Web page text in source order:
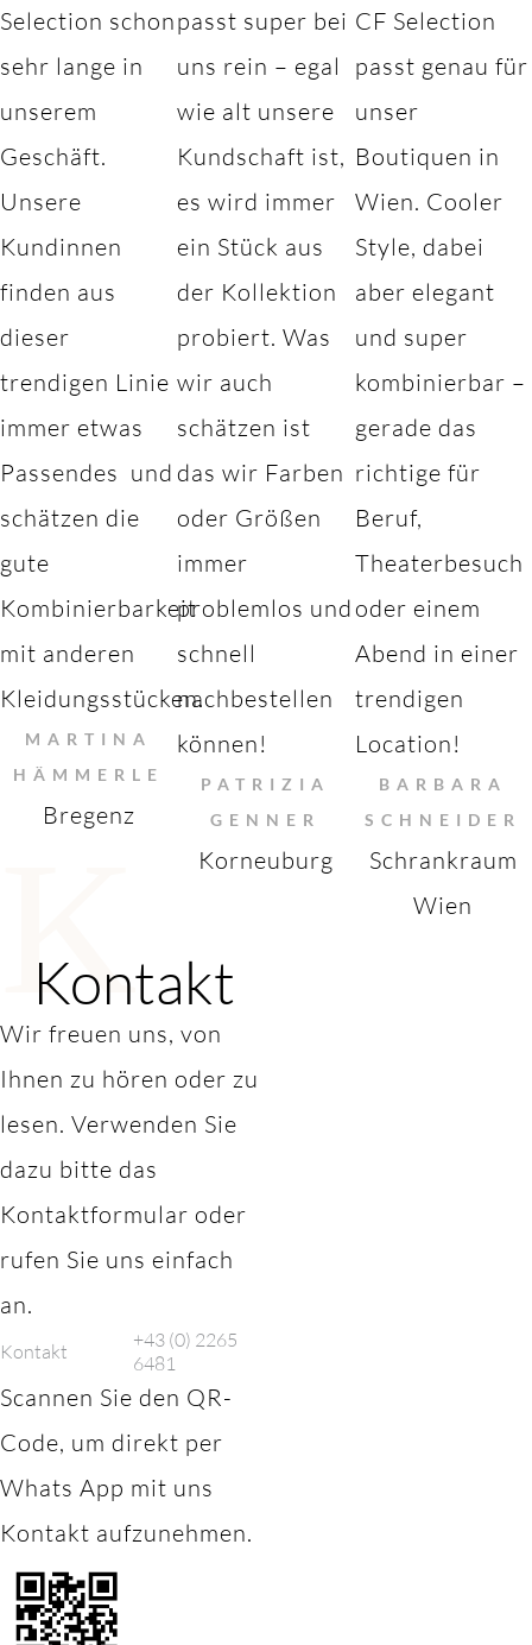
Selection schon
sehr lange in
unserem
Geschäft.
Unsere
Kundinnen
finden aus
dieser
trendigen Linie
immer etwas
Passendes und
schätzen die
gute
Kombinierbarkeit
mit anderen
Kleidungsstücken.
MARTINA
HÄMMERLE
Bregenz
passt super bei
uns rein – egal
wie alt unsere
Kundschaft ist,
es wird immer
ein Stück aus
der Kollektion
probiert. Was
wir auch
schätzen ist
das wir Farben
oder Größen
immer
problemlos und
schnell
nachbestellen
können!
PATRIZIA
GENNER
Korneuburg
CF Selection
passt genau für
unser
Boutiquen in
Wien. Cooler
Style, dabei
aber elegant
und super
kombinierbar –
gerade das
richtige für
Beruf,
Theaterbesuch
oder einem
Abend in einer
trendigen
Location!
BARBARA
SCHNEIDER
Schrankraum
Wien
K
Kontakt
Wir freuen uns, von
Ihnen zu hören oder zu
lesen. Verwenden Sie
dazu bitte das
Kontaktformular oder
rufen Sie uns einfach
an.
Kontakt
+43 (0) 2265
6481
Scannen Sie den QR-
Code, um direkt per
Whats App mit uns
Kontakt aufzunehmen.